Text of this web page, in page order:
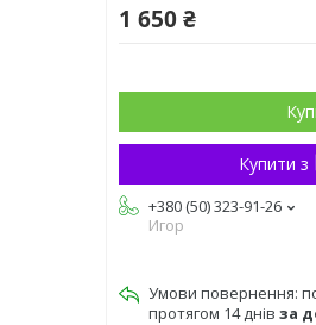
1 650 ₴
Купити з
+380 (50) 323-91-26
Игор
протягом 14 днів за